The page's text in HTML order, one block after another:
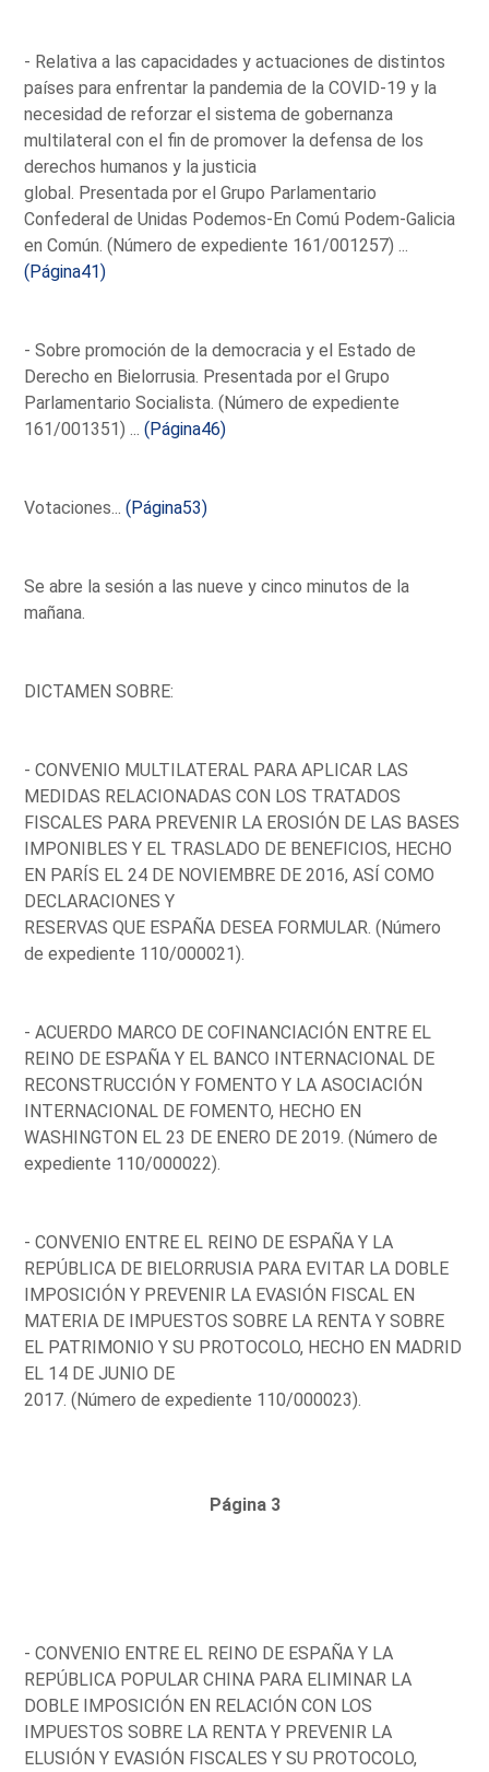
- Relativa a las capacidades y actuaciones de distintos
países para enfrentar la pandemia de la COVID-19 y la
necesidad de reforzar el sistema de gobernanza
multilateral con el fin de promover la defensa de los
derechos humanos y la justicia
global. Presentada por el Grupo Parlamentario
Confederal de Unidas Podemos-En Comú Podem-Galicia
en Común. (Número de expediente 161/001257) ...
(Página41)
- Sobre promoción de la democracia y el Estado de
Derecho en Bielorrusia. Presentada por el Grupo
Parlamentario Socialista. (Número de expediente
161/001351) ...(Página46)
Votaciones...(Página53)
Se abre la sesión a las nueve y cinco minutos de la
mañana.
DICTAMEN SOBRE:
- CONVENIO MULTILATERAL PARA APLICAR LAS
MEDIDAS RELACIONADAS CON LOS TRATADOS
FISCALES PARA PREVENIR LA EROSIÓN DE LAS BASES
IMPONIBLES Y EL TRASLADO DE BENEFICIOS, HECHO
EN PARÍS EL 24 DE NOVIEMBRE DE 2016, ASÍ COMO
DECLARACIONES Y
RESERVAS QUE ESPAÑA DESEA FORMULAR. (Número
de expediente 110/000021).
- ACUERDO MARCO DE COFINANCIACIÓN ENTRE EL
REINO DE ESPAÑA Y EL BANCO INTERNACIONAL DE
RECONSTRUCCIÓN Y FOMENTO Y LA ASOCIACIÓN
INTERNACIONAL DE FOMENTO, HECHO EN
WASHINGTON EL 23 DE ENERO DE 2019. (Número de
expediente 110/000022).
- CONVENIO ENTRE EL REINO DE ESPAÑA Y LA
REPÚBLICA DE BIELORRUSIA PARA EVITAR LA DOBLE
IMPOSICIÓN Y PREVENIR LA EVASIÓN FISCAL EN
MATERIA DE IMPUESTOS SOBRE LA RENTA Y SOBRE
EL PATRIMONIO Y SU PROTOCOLO, HECHO EN MADRID
EL 14 DE JUNIO DE
2017. (Número de expediente 110/000023).
Página 3
- CONVENIO ENTRE EL REINO DE ESPAÑA Y LA
REPÚBLICA POPULAR CHINA PARA ELIMINAR LA
DOBLE IMPOSICIÓN EN RELACIÓN CON LOS
IMPUESTOS SOBRE LA RENTA Y PREVENIR LA
ELUSIÓN Y EVASIÓN FISCALES Y SU PROTOCOLO,